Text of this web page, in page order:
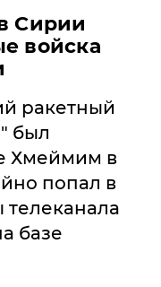
Сирии
войска
ракетный
был
Хмеймим в
попал в
базе